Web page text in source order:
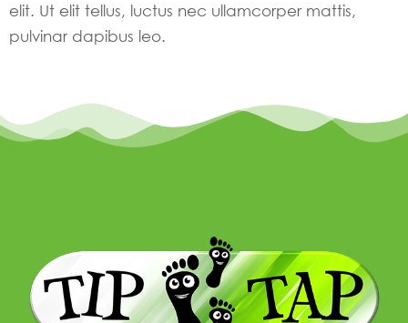
elit. Ut elit tellus, luctus nec ullamcorper mattis,
pulvinar dapibus leo.